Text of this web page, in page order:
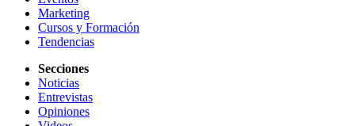
Marketing
Cursos y Formación
Tendencias
Secciones
Noticias
Entrevistas
Opiniones